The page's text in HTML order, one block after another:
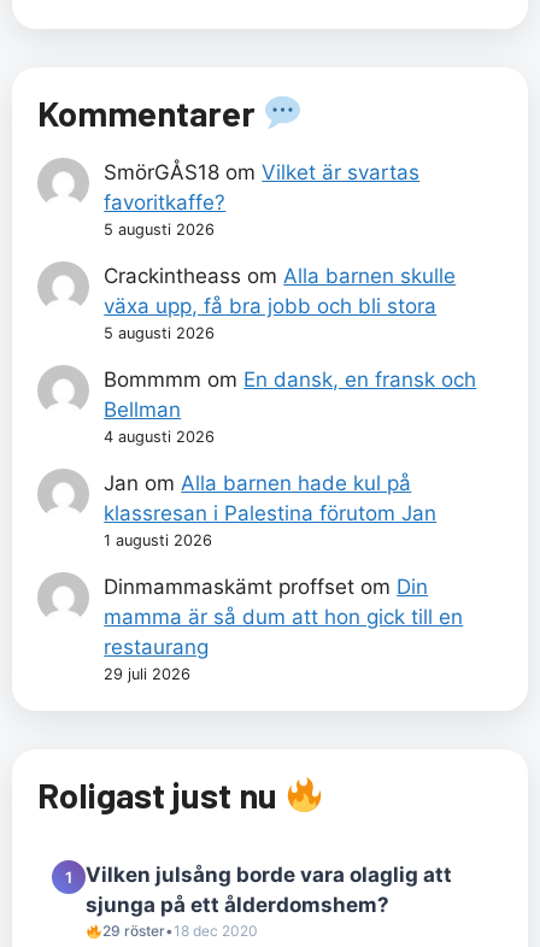
Kommentarer
SmörGÅS18 omVilket är svartas
favoritkaffe?
5 augusti 2026
Crackintheass om Alla barnen skulle
växa upp, få bra jobb och bli stora
5 augusti 2026
Bommmm om En dansk, en fransk och
Bellman
4 augusti 2026
Jan om Alla barnen hade kul på
klassresan i Palestina förutom Jan
1 augusti 2026
Dinmammaskämt proffset om Din
mamma är så dum att hon gick till en
restaurang
29 juli 2026
Roligast just nu
1
Vilken julsång borde vara olaglig att
sjunga på ett ålderdomshem?
29 röster•18 dec 2020